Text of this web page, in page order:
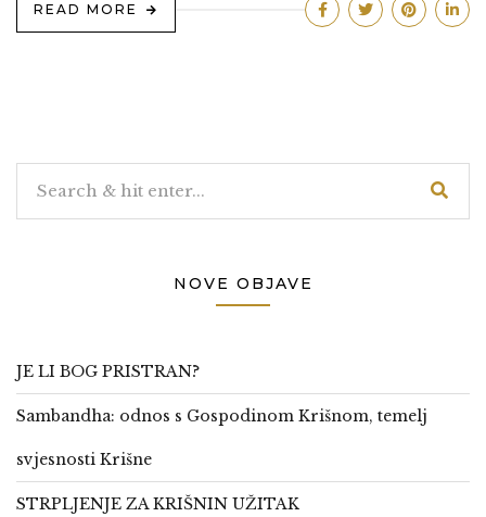
READ MORE
NOVE OBJAVE
JE LI BOG PRISTRAN?
Sambandha: odnos s Gospodinom Krišnom, temelj
svjesnosti Krišne
STRPLJENJE ZA KRIŠNIN UŽITAK